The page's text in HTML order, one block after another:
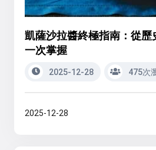
凱薩沙拉醬終極指南：從
一次掌握
2025-12-28 475次
2025-12-28